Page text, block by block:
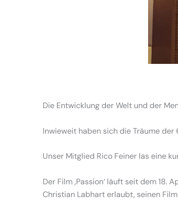
Die Entwicklung der Welt und der
Inwieweit haben sich die Träume
Unser Mitglied Rico Feiner las eine
Der Film ‚Passion‘ läuft seit dem 18.
Christian Labhart erlaubt, seinen